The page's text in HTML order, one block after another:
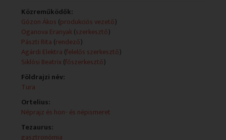
Magyarországon élő bolgárok, lengyelek, görögök,
örmények, ruszinok és ukránok életébe. Alkotók: Pászti
Rita - rendező Ducki Witek - szerkesztő Agárdi Elektra -
szerkesztő Eranyak Oganova - szerkesztő Kjoszeva
Szvetla - szerkesztő Stefuca Viktória - szerkesztő
Pádár Márta - felelős szerkesztő
Teljes leirat:
Közreműködők:
Gózon Ákos (produkciós vezető)
Oganova Eranyak(szerkesztő)
Pászti Rita (rendező)
Agárdi Elektra (felelős szerkesztő)
Siklósi Beatrix(főszerkesztő)
Földrajzi név:
Tura
Ortelius:
Néprajz és hon- és népismeret
Tezaurus:
gasztronómia